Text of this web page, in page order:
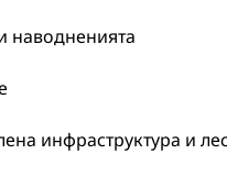
наводненията
инфраструктура и